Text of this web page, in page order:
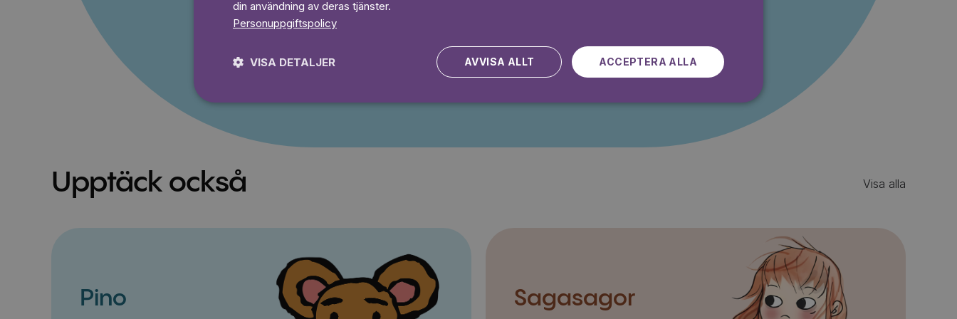
Prova 7 dagar gratis
Upptäck också Visa alla
Pino Sagasagor
din användning av deras tjänster.
Personuppgiftspolicy
ACCEPTERA ALLA
AVVISA ALLT
VISA DETALJER